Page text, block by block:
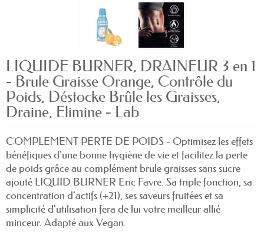
LIQUIDE BURNER, DRAINEUR 3 en 1
- Brule Graisse Orange, Contrôle du
Poids, Déstocke Brûle les Graisses,
Draine, Elimine - Lab
COMPLEMENT PERTE DE POIDS - Optimisez les effets
bénéfiques d'une bonne hygiène de vie et facilitez la perte
de poids grâce au complément brule graisses sans sucre
ajouté LIQUID BURNER Eric Favre. Sa triple fonction, sa
concentration d'actifs (+21), ses saveurs fruitées et sa
simplicité d'utilisation fera de lui votre meilleur allié
minceur. Adapté aux Vegan.